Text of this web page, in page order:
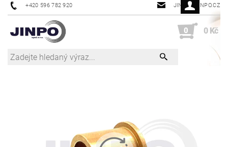
+420 596 782 920 JINPO@JINPO.CZ
0 0 Kč